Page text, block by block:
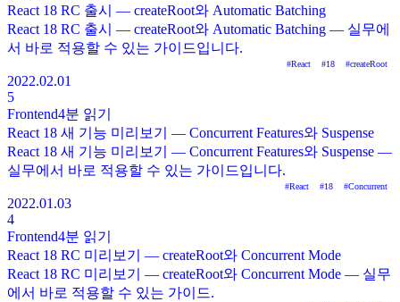
React 18 RC 출시 — createRoot와 Automatic Batching
React 18 RC 출시 — createRoot와 Automatic Batching — 실무에
서 바로 적용할 수 있는 가이드입니다.
#React #18 #createRoot
2022.02.01
5
Frontend4분 읽기
React 18 새 기능 미리보기 — Concurrent Features와 Suspense
React 18 새 기능 미리보기 — Concurrent Features와 Suspense —
실무에서 바로 적용할 수 있는 가이드입니다.
#React #18 #Concurrent
2022.01.03
4
Frontend4분 읽기
React 18 RC 미리보기 — createRoot와 Concurrent Mode
React 18 RC 미리보기 — createRoot와 Concurrent Mode — 실무
에서 바로 적용할 수 있는 가이드.